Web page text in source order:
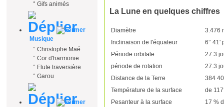
° Gifs animés
Musique
° Christophe Maé
° Cor d'harmonie
° Flute traversière
° Garou
La Lune en quelques chiffres
Diamètre
3.476
Inclinaison de l'équateur
6° 41'
Période orbitale
27.3
période de rotation
27.3
Distance de la Terre
384
Température de la surface
de
Pesanteur à la surface
17 %